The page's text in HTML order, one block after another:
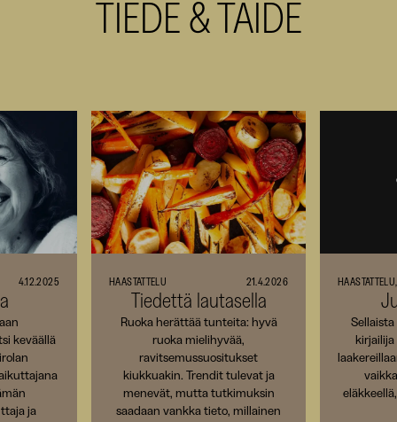
TIEDE & TAIDE
Tiede
&
Taide
-
artikkelit
4.12.2025
keväällä
ja
HAASTATTELU 21.4.2026
Tiedettä lautasella
Ruoka herättää tunteita: hyvä
ruoka mielihyvää,
ravitsemussuositukset
kiukkuakin. Trendit tulevat ja
menevät, mutta tutkimuksin
saadaan vankka tieto, millainen